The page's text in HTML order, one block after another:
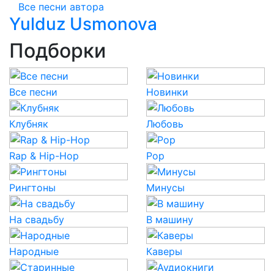
Все песни автора
Yulduz Usmonova
Подборки
Все песни Новинки
Клубняк Любовь
Rap & Hip-Hop Pop
Рингтоны Минусы
На свадьбу В машину
Народные Каверы